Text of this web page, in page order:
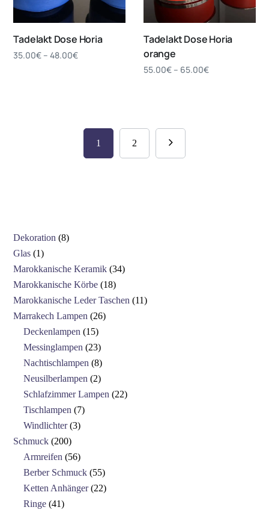
Tadelakt Dose Horia
35.00€ –48.00€
Tadelakt Dose Horia
orange
55.00€ – 65.00€
1 2
Dekoration
8
Glas 1
Marokkanische Keramik 34
Marokkanische Körbe 18
Marokkanische Leder Taschen
11
Marrakech Lampen
26
Deckenlampen
15
Messinglampen
23
Nachtischlampen
8
Neusilberlampen
2
Schlafzimmer Lampen
22
Tischlampen
7
Windlichter 3
Schmuck 200
Armreifen
56
Berber Schmuck 55
Ketten Anhänger 22
Ringe 41